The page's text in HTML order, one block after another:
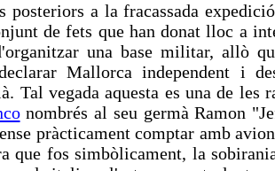
posteriors a la fracassada
de fets que han donat lloc a
una base militar, allò
Mallorca independent i
Tal vegada aquesta es una de les
nombrés al seu germà Ramon
pràcticament comptar amb
que fos simbòlicament, la